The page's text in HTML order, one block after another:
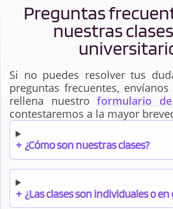
Preguntas
nuestras
Si no puedes resolver tus
preguntas frecuentes,
rellena nuestro formulario
contestaremos a la mayor
+ ¿Cómo son nuestras clases?
+ ¿Las clases son individuales o